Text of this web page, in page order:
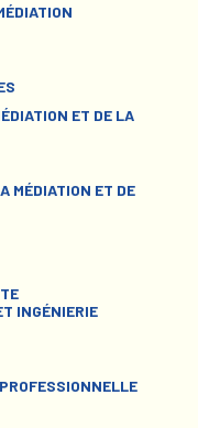
ET DE LA
MÉDIATION ET DE
INGÉNIERIE